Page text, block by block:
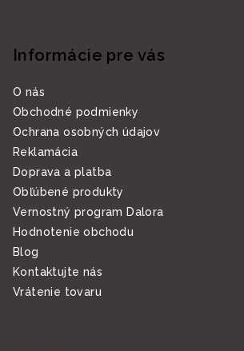
Informácie pre vás
O nás
Obchodné podmienky
Ochrana osobných údajov
Reklamácia
Doprava a platba
Obľúbené produkty
Vernostný program Dalora
Hodnotenie obchodu
Blog
Kontaktujte nás
Vrátenie tovaru